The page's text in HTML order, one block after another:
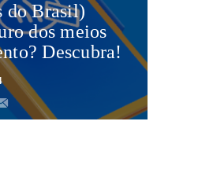
do Brasil)
dos meios
Descubra!